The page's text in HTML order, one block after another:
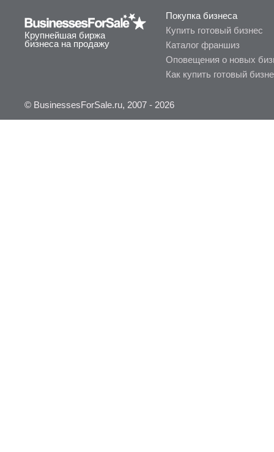
Крупнейшая биржа
бизнеса на продажу
Покупка бизнеса
Купить готовый бизнес
Каталог франшиз
Оповещения о новых
Как купить готовый
© BusinessesForSale.ru, 2007 - 2026